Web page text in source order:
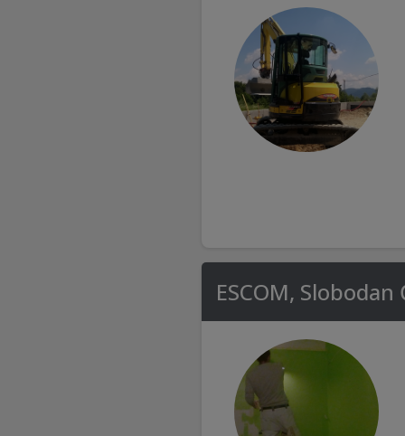
ESCOM,